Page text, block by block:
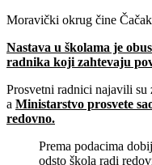
Moravički okrug čine
Nastava u školama je
radnika koji zahtevaju
Prosvetni radnici najavili su
a Ministarstvo prosvete
redovno.
Prema podacima
odsto škola radi